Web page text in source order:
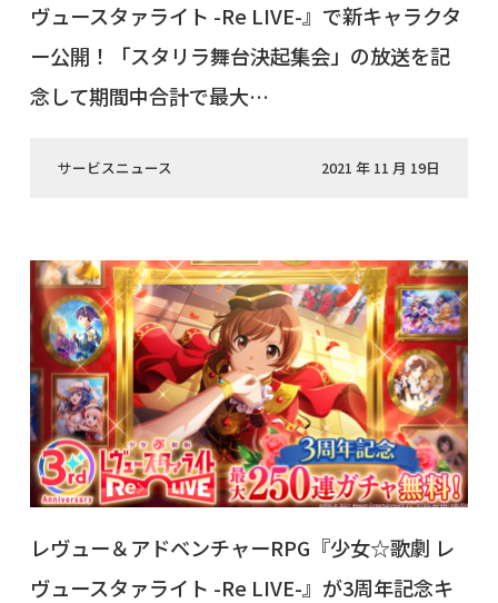
ヴュースタァライト -Re LIVE-』で新キャラクタ
ー公開！「スタリラ舞台決起集会」の放送を記
念して期間中合計で最大…
サービスニュース 2021 年 11 月 19日
レヴュー＆アドベンチャーRPG『少女☆歌劇 レ
ヴュースタァライト -Re LIVE-』が3周年記念キ